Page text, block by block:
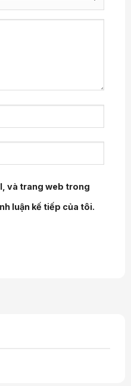
thể lực có tác dụng
vỗ giấc, nhưng lại
cứu cho thấy, phụ nữ
càng hài lòng về cơ
có kết quả tốt.
bài tập thể dục thẩm
là cách tốt nhất để
2 – 3 lần trong tuần,
cơ thể có thể tăng lên
luyện với tạ tay còn
PVC. Sản phẩm
cho các bài tập cơ
và trang web trong
luận kế tiếp của tôi.